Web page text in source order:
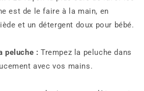
est de le faire à la main, en
et un détergent doux pour bébé.
peluche : Trempez la peluche dans
avec vos mains.